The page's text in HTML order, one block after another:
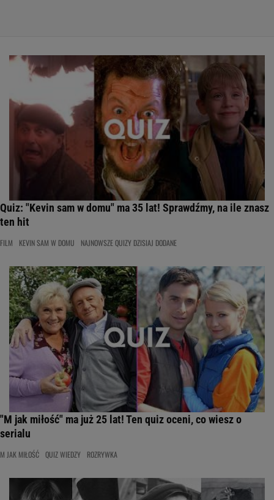
Quiz: "Kevin sam w domu" ma 35 lat! Sprawdźmy, na ile znasz
ten hit
FILM KEVIN SAM W DOMU NAJNOWSZE QUIZY DZISIAJ DODANE
"M jak miłość" ma już 25 lat! Ten quiz oceni, co wiesz o
serialu
M JAK MIŁOŚĆ QUIZ WIEDZY ROZRYWKA